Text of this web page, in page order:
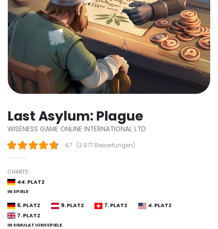
Last Asylum: Plague
WISENESS GAME ONLINE INTERNATIONAL LTD
4,7 (3.977 Bewertungen)
CHARTS:
44. PLATZ
IN SPIELE
5. PLATZ 9. PLATZ 7. PLATZ
4. PLATZ
7. PLATZ
IN SIMULATIONSSPIELE